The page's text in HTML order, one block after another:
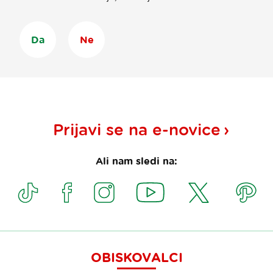
Da Ne
Prijavi se na e-novice
Ali nam sledi na:
OBISKOVALCI